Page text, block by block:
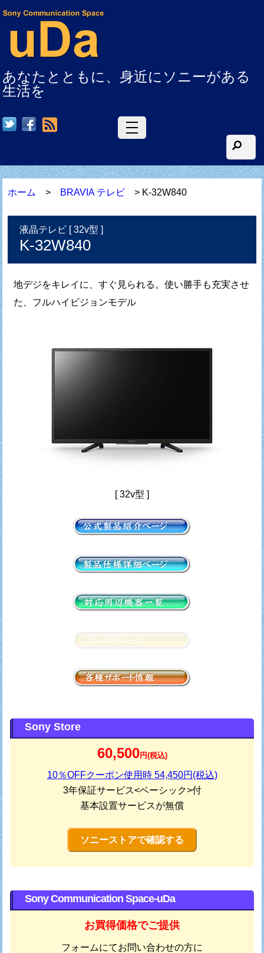
あなたとともに、身近にソニーがある
生活を
ホーム > BRAVIA テレビ > K-32W840
液晶テレビ [ 32v型 ]
K-32W840
地デジをキレイに、すぐ見られる。使い勝手も充実させ
た、フルハイビジョンモデル
[ 32v型 ]
Sony Store
60,500円(税込)
10％OFFクーポン使用時 54,450円(税込)
3年保証サービス<ベーシック>付
基本設置サービスが無償
ソニーストアで確認する
Sony Communication Space-uDa
お買得価格でご提供
フォームにてお問い合わせの方に